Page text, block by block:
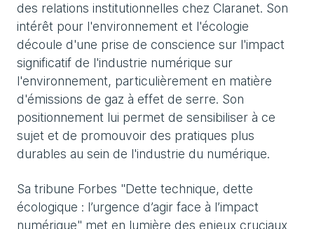
des relations institutionnelles chez Claranet. Son
intérêt pour l'environnement et l'écologie
découle d'une prise de conscience sur l'impact
significatif de l'industrie numérique sur
l'environnement, particulièrement en matière
d'émissions de gaz à effet de serre. Son
positionnement lui permet de sensibiliser à ce
sujet et de promouvoir des pratiques plus
durables au sein de l'industrie du numérique.
Sa tribune Forbes "Dette technique, dette
écologique : l’urgence d’agir face à l’impact
numérique" met en lumière des enjeux cruciaux